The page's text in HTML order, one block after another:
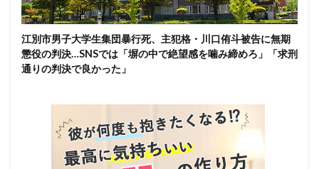
江別市男子大学生集団暴行死、主犯格・川口侑斗被告に無期
懲役の判決…SNSでは「塀の中で絶望感を噛み締めろ」「求刑
通りの判決で良かった」